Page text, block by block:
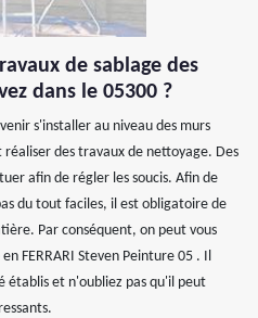
de sablage des
dans le 05300 ?
s'installer au niveau des murs
des travaux de nettoyage. Des
afin de régler les soucis. Afin de
du tout faciles, il est obligatoire de
Par conséquent, on peut vous
FERRARI Steven Peinture 05 . Il
établis et n'oubliez pas qu'il peut